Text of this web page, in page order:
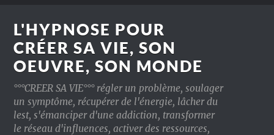
L'HYPNOSE POUR
CRÉER SA VIE, SON
OEUVRE, SON MONDE
°°°CREER SA VIE°°° régler un problème, soulager
un symptôme, récupérer de l'énergie, lâcher du
lest, s'émanciper d'une addiction, transformer
le réseau d'influences, activer des ressources,